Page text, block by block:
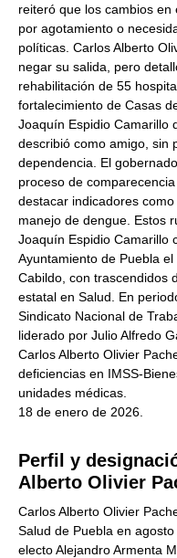
reiteró que los cambios en
por agotamiento o
políticas. Carlos Alberto
negar su salida, pero
rehabilitación de 55
fortalecimiento de Casas
Joaquín Espidio Camarillo
describió como amigo, sin
dependencia. El
proceso de
destacar indicadores
manejo de dengue. Estos
Joaquín Espidio Camarillo
Ayuntamiento de Puebla
Cabildo, con trascendidos
estatal en Salud. En
Sindicato Nacional de
liderado por Julio Alfredo
Carlos Alberto Olivier
deficiencias en IMSS-
unidades médicas.
18 de enero de 2026.
Perfil y
Alberto Olivier
Carlos Alberto Olivier
Salud de Puebla en
electo Alejandro Armenta